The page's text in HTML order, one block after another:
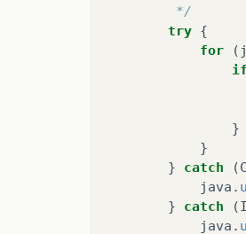
         */
try {
for
(
if
}
}
}
catch (
java .
}
catch (
java .